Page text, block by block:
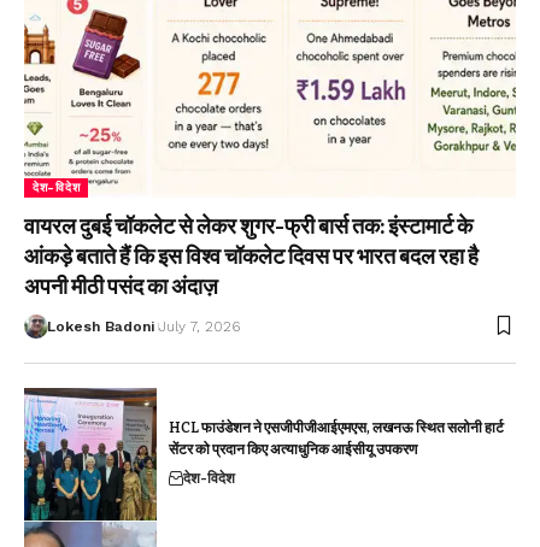
देश-विदेश
वायरल दुबई चॉकलेट से लेकर शुगर-फ्री बार्स तक: इंस्टामार्ट के
आंकड़े बताते हैं कि इस विश्व चॉकलेट दिवस पर भारत बदल रहा है
अपनी मीठी पसंद का अंदाज़
Lokesh Badoni July 7, 2026
HCL फाउंडेशन ने एसजीपीजीआईएमएस, लखनऊ स्थित सलोनी हार्ट
सेंटर को प्रदान किए अत्याधुनिक आईसीयू उपकरण
देश-विदेश